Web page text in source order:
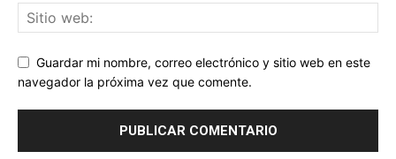
Guardar mi nombre, correo electrónico y sitio web en este
navegador la próxima vez que comente.